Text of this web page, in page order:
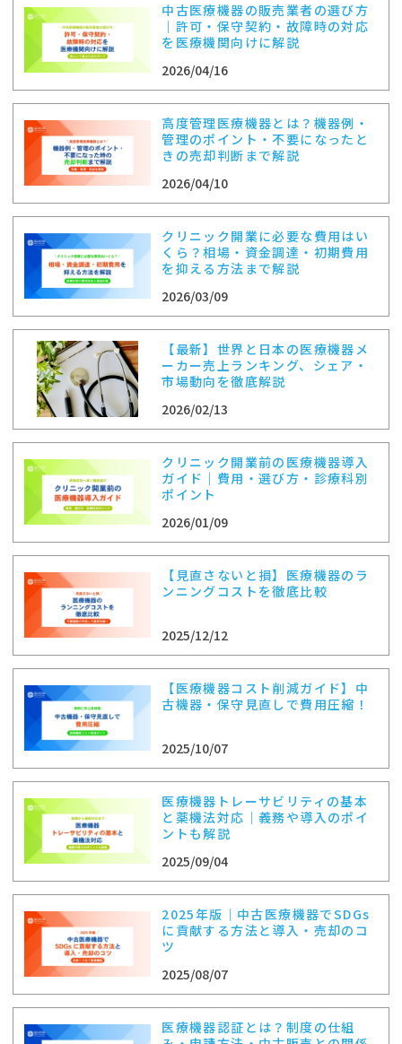
中古医療機器の販売業者の選び方
｜許可・保守契約・故障時の対応
を医療機関向けに解説
2026/04/16
高度管理医療機器とは？機器例・
管理のポイント・不要になったと
きの売却判断まで解説
2026/04/10
クリニック開業に必要な費用はい
くら？相場・資金調達・初期費用
を抑える方法まで解説
2026/03/09
【最新】世界と日本の医療機器メ
ーカー売上ランキング、シェア・
市場動向を徹底解説
2026/02/13
クリニック開業前の医療機器導入
ガイド｜費用・選び方・診療科別
ポイント
2026/01/09
【見直さないと損】医療機器のラ
ンニングコストを徹底比較
2025/12/12
【医療機器コスト削減ガイド】中
古機器・保守見直しで費用圧縮！
2025/10/07
医療機器トレーサビリティの基本
と薬機法対応｜義務や導入のポイ
ントも解説
2025/09/04
2025年版｜中古医療機器でSDGs
に貢献する方法と導入・売却のコ
ツ
2025/08/07
医療機器認証とは？制度の仕組